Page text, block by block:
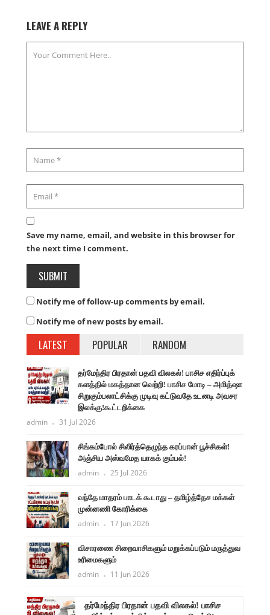
LEAVE A REPLY
Save my name, email, and website in this browser for
the next time I comment.
Notify me of follow-up comments by email.
Notify me of new posts by email.
LATEST POPULAR RANDOM
தர்மேந்திர பிரதான் பதவி விலகல்! பாசிச எதிர்ப்புக்
களத்தில் மகத்தான வெற்றி! பாசிச மோடி – அமித்ஷா
சிறுகும்பலாட்சிக்கு முடிவு கட்டுவதே உடனடி அவசர
இலக்கு!கூட்டறிக்கை
admin 31 Jul 2026
சிங்கம்போல் சிலிர்த்தெழுந்த கரப்பான் பூச்சிகள்!
அஞ்சிய அஸ்வமேத யாகக் கும்பல்!
admin 25 Jul 2026
வந்தே மாதரம் பாடக் கூடாது – தமிழ்த்தேச மக்கள்
முன்னணி கோரிக்கை
admin 17 Jun 2026
விசாரணை சிறைவாசிகளும் மறுக்கப்படும் மருத்துவ
உரிமைகளும்
admin 11 Jun 2026
தர்மேந்திர பிரதான் பதவி விலகல்! பாசிச